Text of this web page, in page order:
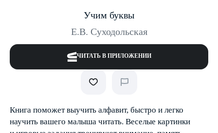
Учим буквы
Е.В. Суходольская
ЧИТАТЬ В ПРИЛОЖЕНИИ
Книга поможет выучить алфавит, быстро и легко
научить вашего малыша читать. Веселые картинки